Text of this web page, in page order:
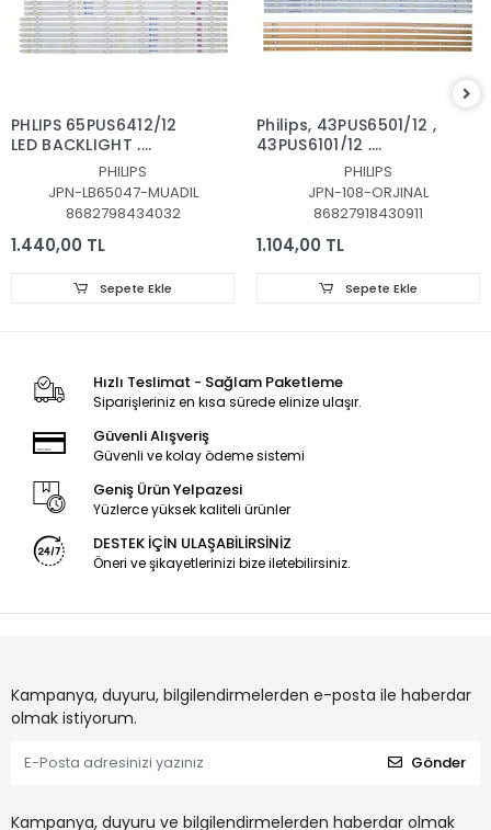
PHLIPS 65PUS6412/12
LED BACKLIGHT ,
65PUS6523,
65PUS6162/12,
65PUS6262,
65PUS6703,
65PUS6753, LED BAR,
LB65047 V1_03,
TPT650UA-QVN06
PHILIPS
JPN-LB65047-MUADIL
8682798434032
1.440,00 TL
Sepete Ekle
Philips, 43PUS6501/12 ,
43PUS6101/12 ,
43PUS6201/12,
43PUS7202,
43PUS6551, LED BAR
TAKIMI, ORJİNALİ
PHILIPS, LB43014, GJ-
PHILIPS
JPN-108-ORJINAL
86827918430911
1.104,00 TL
Sepete Ekle
Hızlı Teslimat - Sağlam Paketleme
Siparişleriniz en kısa sürede elinize ulaşır.
Güvenli Alışveriş
Güvenli ve kolay ödeme sistemi
Geniş Ürün Yelpazesi
Yüzlerce yüksek kaliteli ürünler
DESTEK İÇİN ULAŞABİLİRSİNİZ
Öneri ve şikayetlerinizi bize iletebilirsiniz.
Kampanya, duyuru, bilgilendirmelerden e-posta ile haberdar
olmak istiyorum.
Gönder
Kampanya, duyuru ve bilgilendirmelerden haberdar olmak